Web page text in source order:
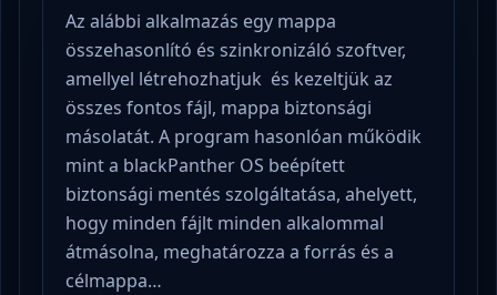
Az alábbi alkalmazás egy mappa
összehasonlító és szinkronizáló szoftver,
amellyel létrehozhatjuk és kezeltjük az
összes fontos fájl, mappa biztonsági
másolatát. A program hasonlóan működik
mint a blackPanther OS beépített
biztonsági mentés szolgáltatása, ahelyett,
hogy minden fájlt minden alkalommal
átmásolna, meghatározza a forrás és a
célmappa…